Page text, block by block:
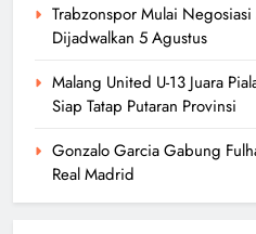
Trabzonspor Mulai
Dijadwalkan 5 Agustus
Malang United U-13 Juara
Siap Tatap Putaran Provinsi
Gonzalo Garcia Gabung
Real Madrid